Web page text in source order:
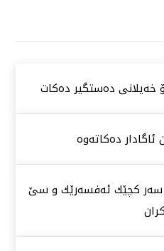
خەیلانی دەستگیر دەكات
دەكاتەوە
سەر كچێك ئەفسەرێك و سێ